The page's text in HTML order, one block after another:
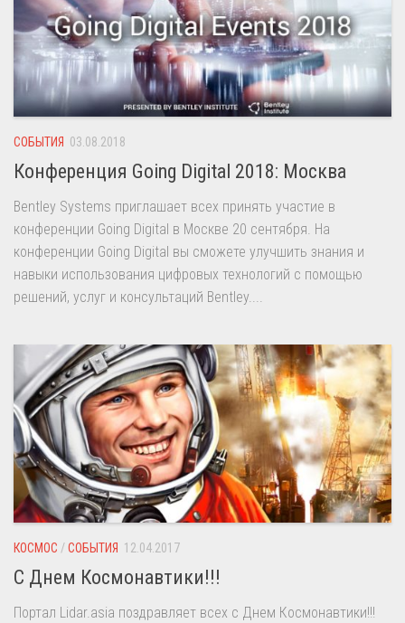
СОБЫТИЯ 03.08.2018
Конференция Going Digital 2018: Москва
Bentley Systems приглашает всех принять участие в
конференции Going Digital в Москве 20 сентября. На
конференции Going Digital вы сможете улучшить знания и
навыки использования цифровых технологий с помощью
решений, услуг и консультаций Bentley....
КОСМОС /СОБЫТИЯ 12.04.2017
С Днем Космонавтики!!!
Портал Lidar.asia поздравляет всех с Днем Космонавтики!!!